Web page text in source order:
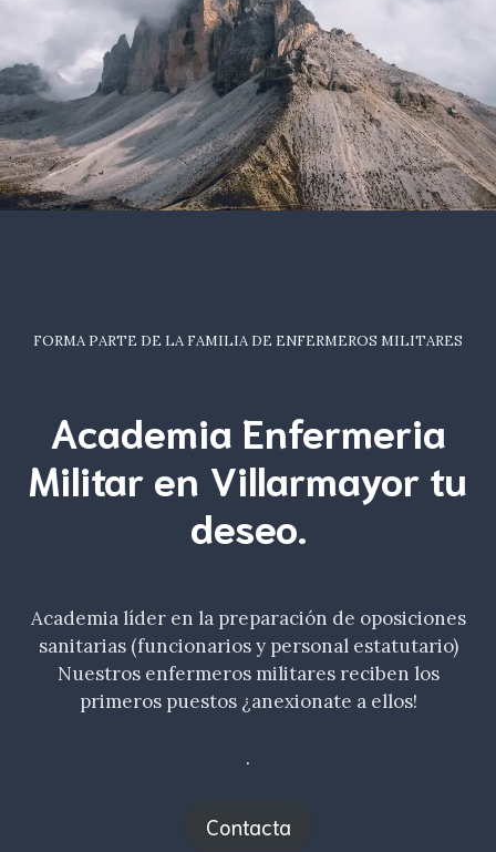
FORMA PARTE DE LA FAMILIA DE ENFERMEROS MILITARES
Academia Enfermeria
Militar en Villarmayor tu
deseo.
Academia líder en la preparación de oposiciones
sanitarias (funcionarios y personal estatutario)
Nuestros enfermeros militares reciben los
primeros puestos ¿anexionate a ellos!
.
Contacta